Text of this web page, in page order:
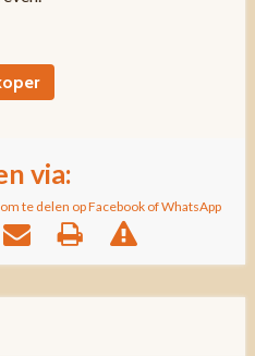
via:
te delen op Facebook of WhatsApp